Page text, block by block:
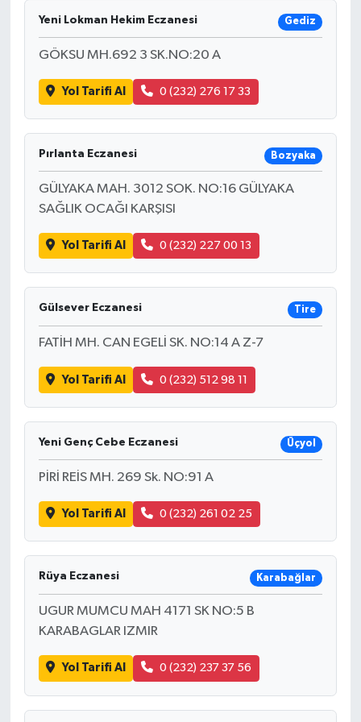
Yeni Lokman Hekim Eczanesi Gediz
GÖKSU MH.692 3 SK.NO:20 A
Yol Tarifi Al 0 (232) 276 17 33
Pırlanta Eczanesi Bozyaka
GÜLYAKA MAH. 3012 SOK. NO:16 GÜLYAKA
SAĞLIK OCAĞI KARŞISI
Yol Tarifi Al 0 (232) 227 00 13
Gülsever Eczanesi Tire
FATİH MH. CAN EGELİ SK. NO:14 A Z-7
Yol Tarifi Al 0 (232) 512 98 11
Yeni Genç Cebe Eczanesi Üçyol
PİRİ REİS MH. 269 Sk. NO:91 A
Yol Tarifi Al 0 (232) 261 02 25
Rüya Eczanesi Karabağlar
UGUR MUMCU MAH 4171 SK NO:5 B
KARABAGLAR IZMIR
Yol Tarifi Al 0 (232) 237 37 56